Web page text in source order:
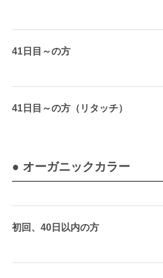
41日目～の方
41日目～の方（リタッチ）
● オーガニックカラー
初回、40日以内の方